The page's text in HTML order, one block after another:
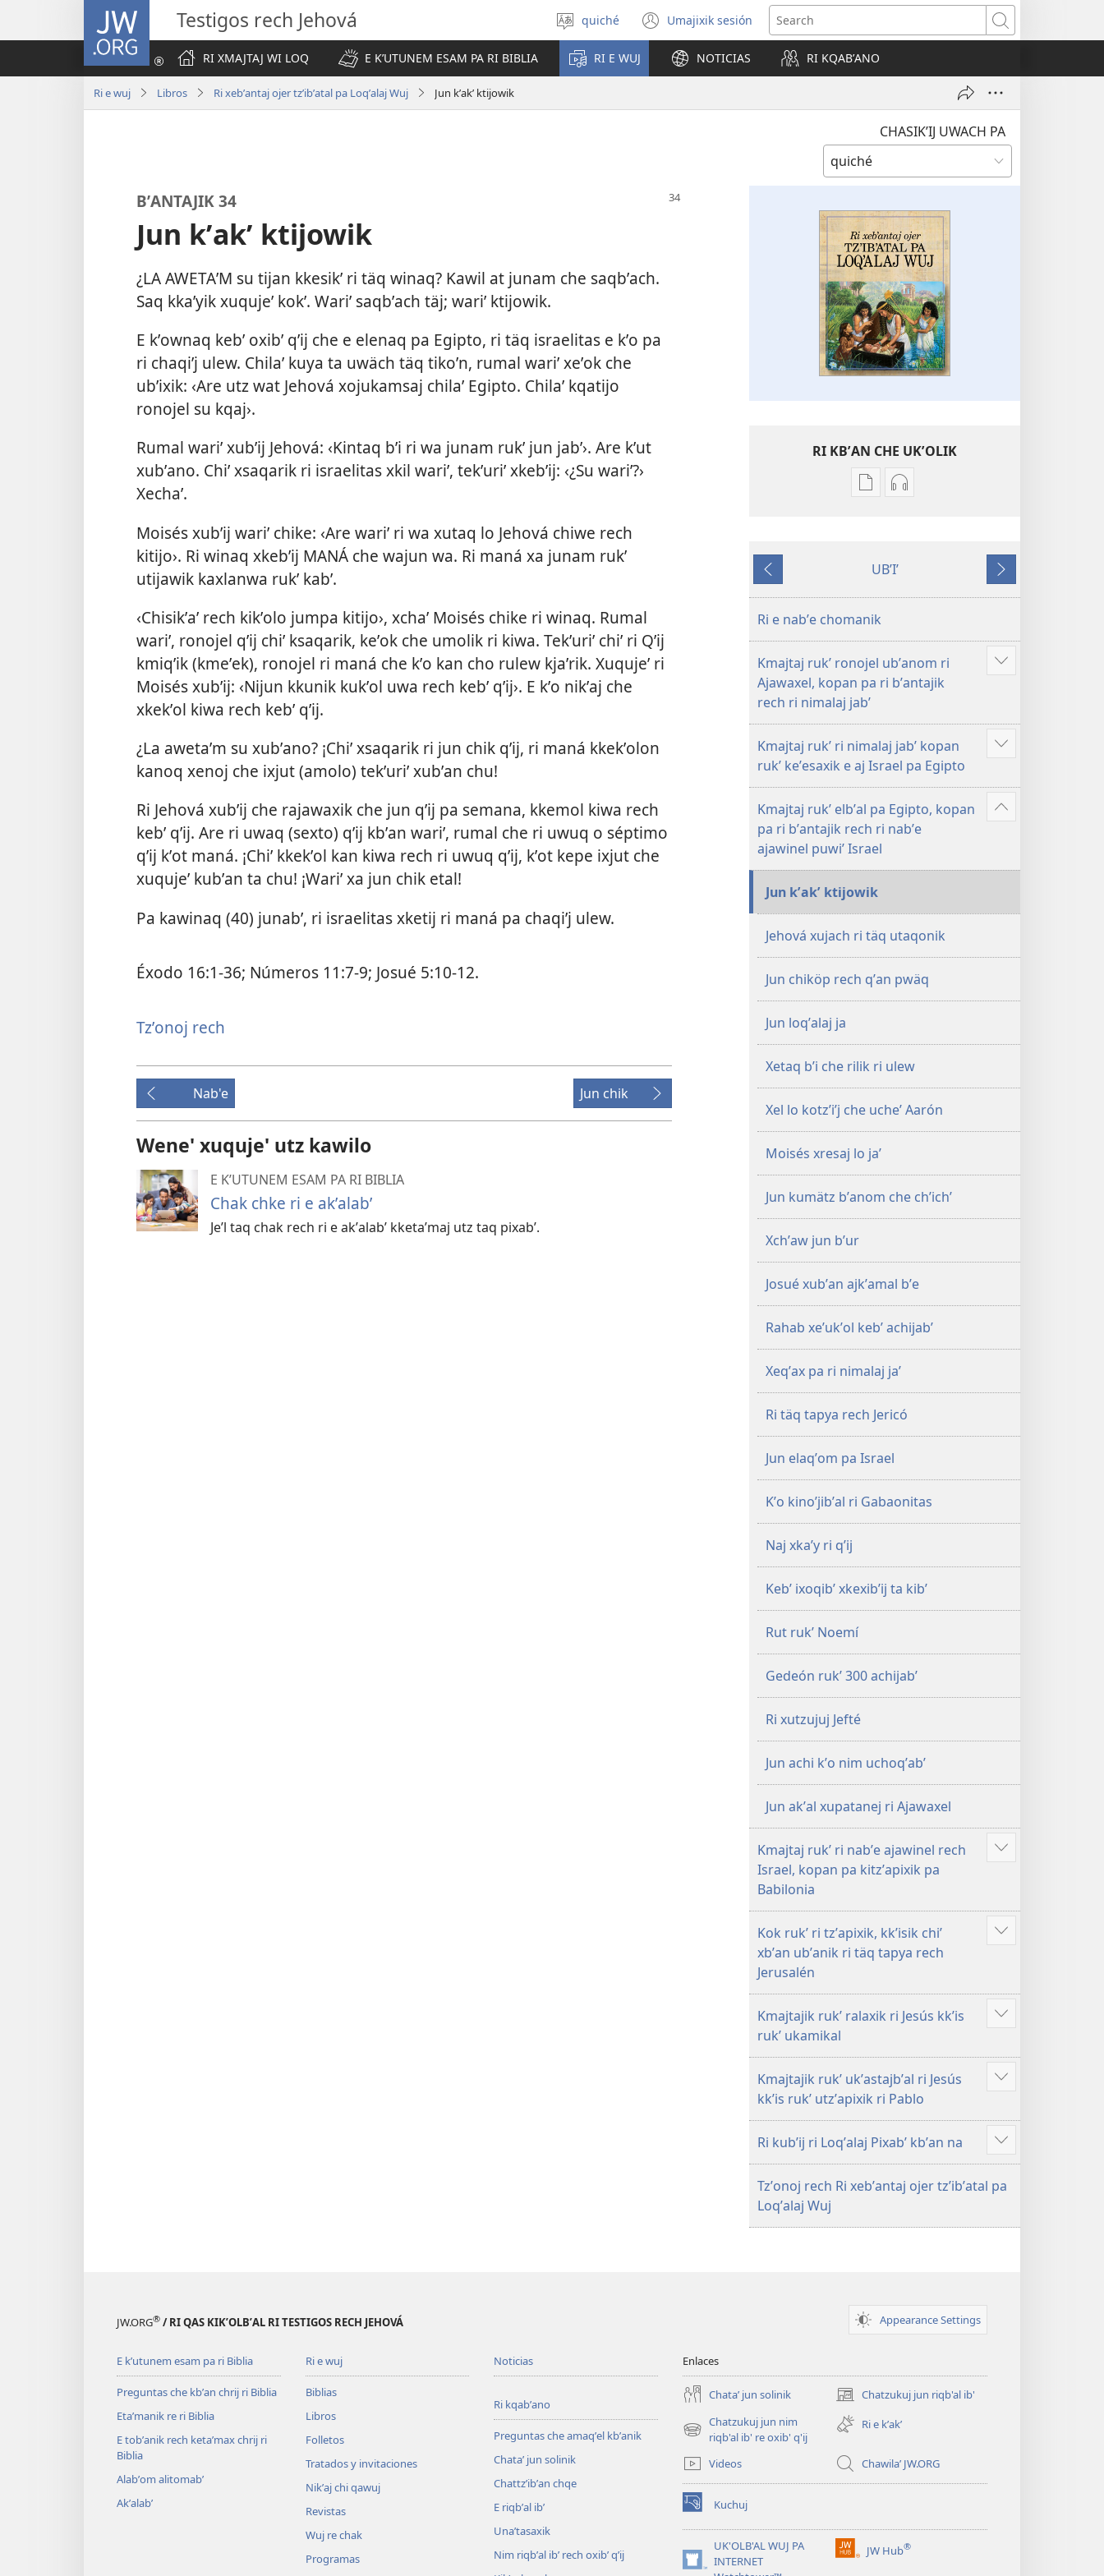
JW.ORG Testigos rech Jehová
Uchaʼik
jun
chʼabʼal
quiché Umajixik sesión
(opens
new
window)
Search
RI XMAJTAJ WI LOQ
E KʼUTUNEM ESAM PA RI BIBLIA RI E WUJ NOTICIAS RI KQABʼANO
Ri e wuj Libros Ri xebʼantaj ojer tzʼibʼatal pa Loqʼalaj Wuj Jun kʼakʼ ktijowik
CHASIKʼIJ UWACH PA
BʼANTAJIK 34
Jun kʼakʼ ktijowik
¿LA AWETAʼM su tijan kkesikʼ ri täq winaq? Kawil at junam che saqbʼach.
Saq kkaʼyik xuqujeʼ kokʼ. Wariʼ saqbʼach täj; wariʼ ktijowik.
E kʼownaq kebʼ oxibʼ qʼij che e elenaq pa Egipto, ri täq israelitas e kʼo pa
ri chaqiʼj ulew. Chilaʼ kuya ta uwäch täq tikoʼn, rumal wariʼ xeʼok che
ubʼixik: ‹Are utz wat Jehová xojukamsaj chilaʼ Egipto. Chilaʼ kqatijo
ronojel su kqaj›.
Rumal wariʼ xubʼij Jehová: ‹Kintaq bʼi ri wa junam rukʼ jun jabʼ›. Are kʼut
xubʼano. Chiʼ xsaqarik ri israelitas xkil wariʼ, tekʼuriʼ xkebʼij: ‹¿Su wariʼ?›
Xechaʼ.
Moisés xubʼij wariʼ chike: ‹Are wariʼ ri wa xutaq lo Jehová chiwe rech
kitijo›. Ri winaq xkebʼij MANÁ che wajun wa. Ri maná xa junam rukʼ
utijawik kaxlanwa rukʼ kabʼ.
‹Chisikʼaʼ rech kikʼolo jumpa kitijo›, xchaʼ Moisés chike ri winaq. Rumal
wariʼ, ronojel qʼij chiʼ ksaqarik, keʼok che umolik ri kiwa. Tekʼuriʼ chiʼ ri Qʼij
kmiqʼik (kmeʼek), ronojel ri maná che kʼo kan cho rulew kjaʼrik. Xuqujeʼ ri
Moisés xubʼij: ‹Nijun kkunik kukʼol uwa rech kebʼ qʼij›. E kʼo nikʼaj che
xkekʼol kiwa rech kebʼ qʼij.
¿La awetaʼm su xubʼano? ¡Chiʼ xsaqarik ri jun chik qʼij, ri maná kkekʼolon
kanoq xenoj che ixjut (amolo) tekʼuriʼ xubʼan chu!
Ri Jehová xubʼij che rajawaxik che jun qʼij pa semana, kkemol kiwa rech
kebʼ qʼij. Are ri uwaq (sexto) qʼij kbʼan wariʼ, rumal che ri uwuq o séptimo
qʼij kʼot maná. ¡Chiʼ kkekʼol kan kiwa rech ri uwuq qʼij, kʼot kepe ixjut che
xuqujeʼ kubʼan ta chu! ¡Wariʼ xa jun chik etal!
Pa kawinaq (40) junabʼ, ri israelitas xketij ri maná pa chaqiʼj ulew.
Éxodo 16:1-36; Números 11:7-9; Josué 5:10-12.
Tzʼonoj rech
Nab'e Jun chik
Wene' xuquje' utz kawilo
E KʼUTUNEM ESAM PA RI BIBLIA
Chak chke ri e akʼalabʼ
Jeʼl taq chak rech ri e akʼalabʼ kketaʼmaj utz taq pixabʼ.
RI KBʼAN CHE UKʼOLIK
Digital
Ri
ojer
tzʼibʼatal
Loqʼalaj
Wuj
Audio
Loqʼalaj
Wuj
Nab'e
UBʼIʼ
Jun
chik
Ri e nabʼe chomanik
Kmajtaj rukʼ ronojel ubʼanom ri
Ajawaxel, kopan pa ri bʼantajik
rech ri nimalaj jabʼ
Show
Kmajtaj rukʼ ri nimalaj jabʼ kopan
rukʼ keʼesaxik e aj Israel pa Egipto
Show
Kmajtaj rukʼ elbʼal pa Egipto, kopan
pa ri bʼantajik rech ri nabʼe
ajawinel puwiʼ Israel
Show
Jun kʼakʼ ktijowik
Jehová xujach ri täq utaqonik
Jun chiköp rech qʼan pwäq
Jun loqʼalaj ja
Xetaq bʼi che rilik ri ulew
Xel lo kotzʼiʼj che ucheʼ Aarón
Moisés xresaj lo jaʼ
Jun kumätz bʼanom che chʼichʼ
Xchʼaw jun bʼur
Josué xubʼan ajkʼamal bʼe
Rahab xeʼukʼol kebʼ achijabʼ
Xeqʼax pa ri nimalaj jaʼ
Ri täq tapya rech Jericó
Jun elaqʼom pa Israel
Kʼo kinoʼjibʼal ri Gabaonitas
Naj xkaʼy ri qʼij
Kebʼ ixoqibʼ xkexibʼij ta kibʼ
Rut rukʼ Noemí
Gedeón rukʼ 300 achijabʼ
Ri xutzujuj Jefté
Jun achi kʼo nim uchoqʼabʼ
Jun akʼal xupatanej ri Ajawaxel
Kmajtaj rukʼ ri nabʼe ajawinel rech
Israel, kopan pa kitzʼapixik pa
Babilonia
Show
Kok rukʼ ri tzʼapixik, kkʼisik chiʼ
xbʼan ubʼanik ri täq tapya rech
Jerusalén
Show
Kmajtajik rukʼ ralaxik ri Jesús kkʼis
rukʼ ukamikal
Show
Kmajtajik rukʼ ukʼastajbʼal ri Jesús
kkʼis rukʼ utzʼapixik ri Pablo
Show
Ri kubʼij ri Loqʼalaj Pixabʼ kbʼan na
Show
more
Tzʼonoj rech Ri xebʼantaj ojer tzʼibʼatal pa
Loqʼalaj Wuj
JW.ORG® / RI QAS KIKʼOLBʼAL RI TESTIGOS RECH JEHOVÁ Appearance Settings
E kʼutunem esam pa ri Biblia
Preguntas che kbʼan chrij ri Biblia
Etaʼmanik re ri Biblia
E tobʼanik rech ketaʼmax chrij ri
Biblia
Alabʼom alitomabʼ
Akʼalabʼ
Ri e wuj
Biblias
Libros
Folletos
Tratados y invitaciones
Nikʼaj chi qawuj
Revistas
Wuj re chak
Programas
Noticias
Ri kqabʼano
Preguntas che amaqʼel kbʼanik
Chataʼ jun solinik
Chattzʼibʼan chqe
E riqbʼal ibʼ
Unaʼtasaxik
Nim riqbʼal ibʼ rech oxibʼ qʼij
Enlaces
Chataʼ jun solinik Chatzukuj jun riqb'al ib'
(opens
new
window)
Chatzukuj jun nim
riqb'al ib' re oxib' q'ij
(opens
window)
Ri e kʼakʼ
Videos Chawilaʼ JW.ORG
Kuchuj
(opens
new
window)UK'OLB'AL WUJ PA
INTERNET
(opens
JW Hub®
(opens